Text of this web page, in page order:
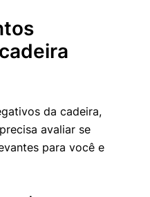
da cadeira,
avaliar se
para você e